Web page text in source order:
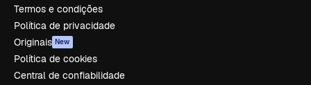
Termos e condições
Política de privacidade
Originais New
Política de cookies
Central de confiabilidade